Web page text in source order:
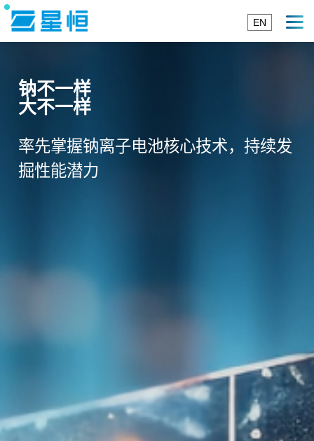
EN
钠不一样
大不一样
率先掌握钠离子电池核心技术，持续发
掘性能潜力